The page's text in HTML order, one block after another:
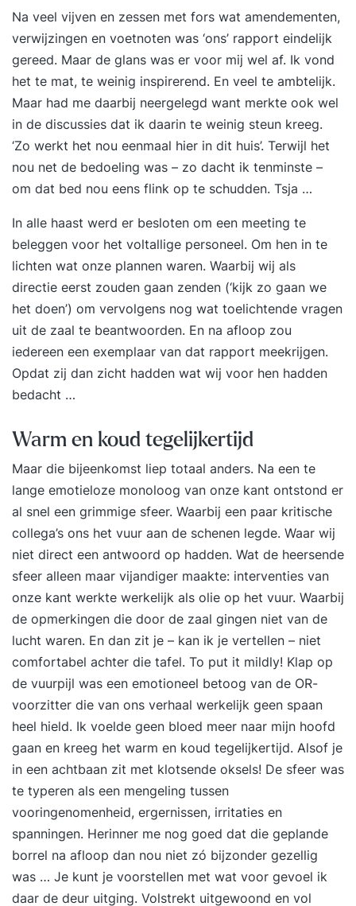
Na veel vijven en zessen met fors wat amendementen,
verwijzingen en voetnoten was ‘ons’ rapport eindelijk
gereed. Maar de glans was er voor mij wel af. Ik vond
het te mat, te weinig inspirerend. En veel te ambtelijk.
Maar had me daarbij neergelegd want merkte ook wel
in de discussies dat ik daarin te weinig steun kreeg.
‘Zo werkt het nou eenmaal hier in dit huis’. Terwijl het
nou net de bedoeling was – zo dacht ik tenminste –
om dat bed nou eens flink op te schudden. Tsja …
In alle haast werd er besloten om een meeting te
beleggen voor het voltallige personeel. Om hen in te
lichten wat onze plannen waren. Waarbij wij als
directie eerst zouden gaan zenden (‘kijk zo gaan we
het doen’) om vervolgens nog wat toelichtende vragen
uit de zaal te beantwoorden. En na afloop zou
iedereen een exemplaar van dat rapport meekrijgen.
Opdat zij dan zicht hadden wat wij voor hen hadden
bedacht …
Warm en koud tegelijkertijd
Maar die bijeenkomst liep totaal anders. Na een te
lange emotieloze monoloog van onze kant ontstond er
al snel een grimmige sfeer. Waarbij een paar kritische
collega’s ons het vuur aan de schenen legde. Waar wij
niet direct een antwoord op hadden. Wat de heersende
sfeer alleen maar vijandiger maakte: interventies van
onze kant werkte werkelijk als olie op het vuur. Waarbij
de opmerkingen die door de zaal gingen niet van de
lucht waren. En dan zit je – kan ik je vertellen – niet
comfortabel achter die tafel. To put it mildly! Klap op
de vuurpijl was een emotioneel betoog van de OR-
voorzitter die van ons verhaal werkelijk geen spaan
heel hield. Ik voelde geen bloed meer naar mijn hoofd
gaan en kreeg het warm en koud tegelijkertijd. Alsof je
in een achtbaan zit met klotsende oksels! De sfeer was
te typeren als een mengeling tussen
vooringenomenheid, ergernissen, irritaties en
spanningen. Herinner me nog goed dat die geplande
borrel na afloop dan nou niet zó bijzonder gezellig
was … Je kunt je voorstellen met wat voor gevoel ik
daar de deur uitging. Volstrekt uitgewoond en vol